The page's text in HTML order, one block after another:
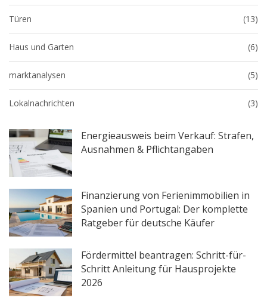
Türen (13)
Haus und Garten (6)
marktanalysen (5)
Lokalnachrichten (3)
Energieausweis beim Verkauf: Strafen,
Ausnahmen & Pflichtangaben
Finanzierung von Ferienimmobilien in
Spanien und Portugal: Der komplette
Ratgeber für deutsche Käufer
Fördermittel beantragen: Schritt-für-
Schritt Anleitung für Hausprojekte
2026